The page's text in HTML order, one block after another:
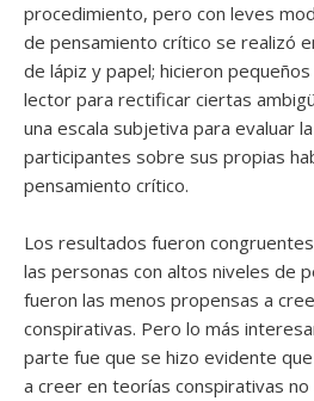
procedimiento, pero con leves
de pensamiento crítico se realizó
de lápiz y papel; hicieron
lector para rectificar ciertas
una escala subjetiva para evaluar
participantes sobre sus propias
pensamiento crítico.
Los resultados fueron
las personas con altos niveles de
fueron las menos propensas a
conspirativas. Pero lo más
parte fue que se hizo evidente
a creer en teorías conspirativas